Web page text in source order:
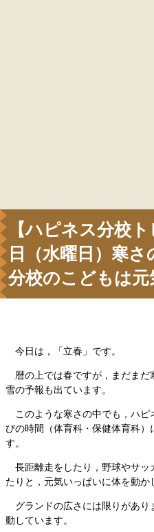
【ハピネス分校
日（水曜日）寒
分校のこどもは元
今日は，「立春」です。
暦の上では春ですが，まだまだ
雪の予報も出ています。
このような寒さの中でも，ハピ
びの時間（体育科・保健体育科）
す。
長距離走をしたり，野球やサッ
たりと，元気いっぱいに体を動か
グランドの広さには限りがあり
動しています。